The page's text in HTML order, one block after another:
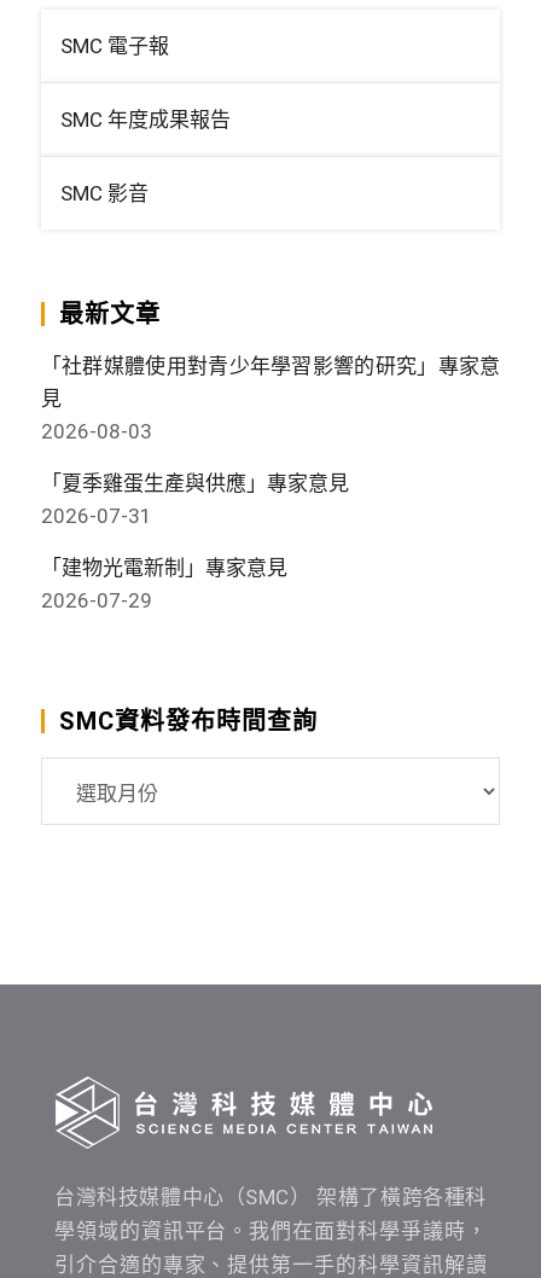
SMC 電子報
SMC 年度成果報告
SMC 影音
最新文章
「社群媒體使用對青少年學習影響的研究」專家意
見
2026-08-03
「夏季雞蛋生產與供應」專家意見
2026-07-31
「建物光電新制」專家意見
2026-07-29
SMC資料發布時間查詢
台灣科技媒體中心（SMC） 架構了橫跨各種科
學領域的資訊平台。我們在面對科學爭議時，
引介合適的專家、提供第一手的科學資訊解讀